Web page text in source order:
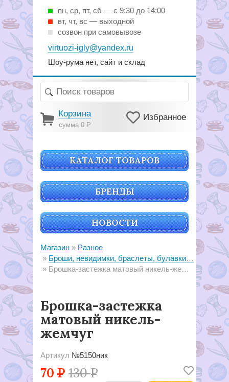
пн, ср, пт, cб — с 9:30 до 14:00
вт, чт, вс — выходной
созвон при самовывозе
virtuozi-igly@yandex.ru
Шоу-рума нет, сайт и склад
Корзина
сумма 0Р
Избранное
КАТАЛОГ ТОВАРОВ
БРЕНДЫ
НОВОСТИ
Магазин
Разное
Броши, невидимки, браслеты, булавки декоративные
Брошка-застежка матовый никель-жемчуг
Брошка-застежка
матовый никель-
жемчуг
Артикул №5150ник
70 Р 130Р